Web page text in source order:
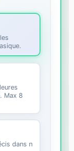
Max 8
dans n